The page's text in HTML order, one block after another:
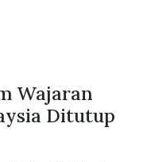
Wajaran
Ditutup